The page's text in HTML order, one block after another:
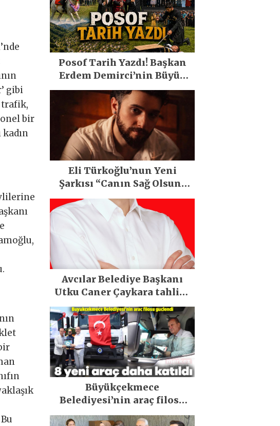
gibi
trafik,
bir
Posof Tarih Yazdı! Başkan
Erdem Demirci’nin Büyük
Emeğiyle Son Yılların En
Büyük Festivali Gerçekleşti
Eli Türkoğlu’nun Yeni
Şarkısı “Canın Sağ Olsun”
Büyük İlgi Gördü!..
Avcılar Belediye Başkanı
Utku Caner Çaykara tahliye
edildi
Büyükçekmece
Belediyesi’nin araç filosu
güçlendi